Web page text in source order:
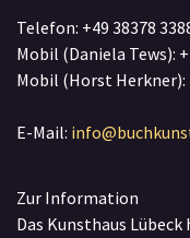
Telefon: +49 38378
Mobil (Daniela Tews):
Mobil (Horst Herkner):
E-Mail:
Zur Information
Das Kunsthaus Lübeck